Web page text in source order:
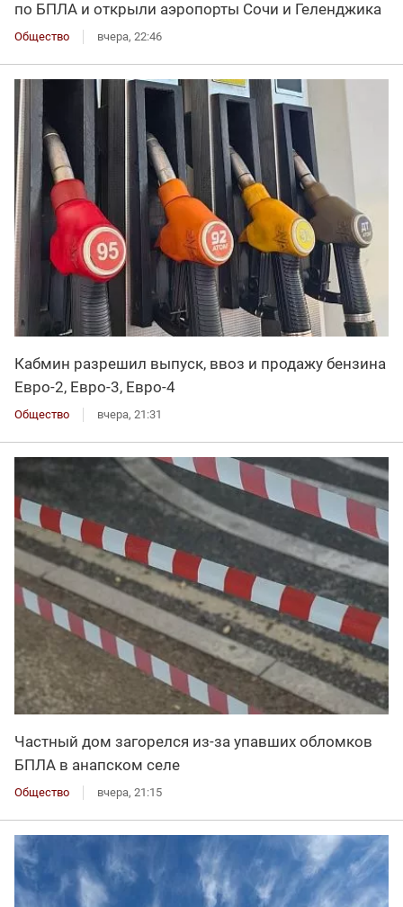
по БПЛА и открыли аэропорты Сочи и Геленджика
Общество вчера, 22:46
Кабмин разрешил выпуск, ввоз и продажу бензина
Евро-2, Евро-3, Евро-4
Общество вчера, 21:31
Частный дом загорелся из-за упавших обломков
БПЛА в анапском селе
Общество вчера, 21:15